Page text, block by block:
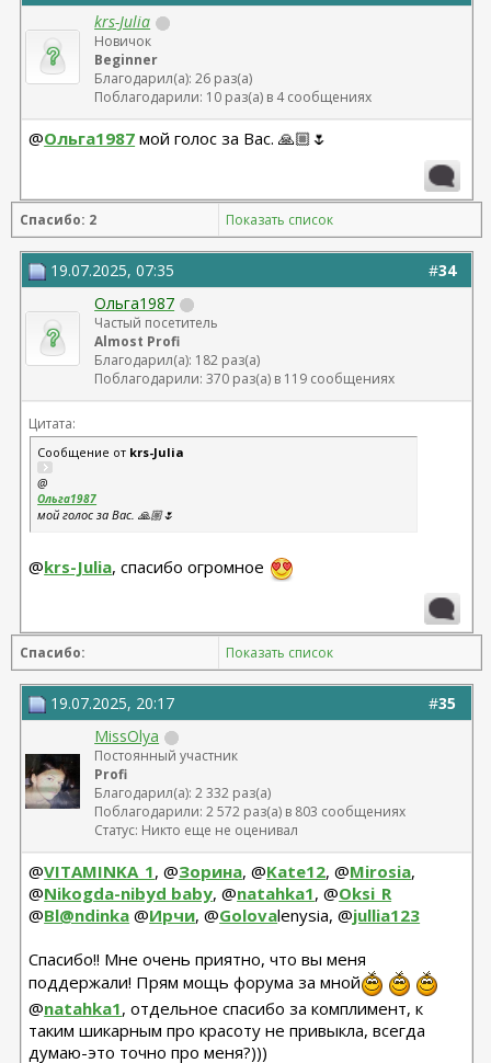
krs-Julia
Новичок
Beginner
Благодарил(а): 26 раз(а)
Поблагодарили: 10 раз(а) в 4 сообщениях
@Ольга1987 мой голос за Вас. 🙏🏼🌷
Спасибо: 2 Показать список
#34
19.07.2025, 07:35
Ольга1987
Частый посетитель
Almost Profi
Благодарил(а): 182 раз(а)
Поблагодарили: 370 раз(а) в 119 сообщениях
Цитата:
Сообщение от krs-Julia
@
Ольга1987
мой голос за Вас. 🙏🏼🌷
@krs-Julia, спасибо огромное
Спасибо: Показать список
#35
19.07.2025, 20:17
MissOlya
Постоянный участник
Profi
Благодарил(а): 2 332 раз(а)
Поблагодарили: 2 572 раз(а) в 803 сообщениях
Статус: Никто еще не оценивал
@VITAMINKA_1, @Зорина, @Kate12, @Mirosia,
@Nikogda-nibyd baby, @natahka1, @Oksi_R
@Bl@ndinka @Ирчи, @Golovalenysia, @jullia123
Спасибо!! Мне очень приятно, что вы меня
поддержали! Прям мощь форума за мной
@natahka1, отдельное спасибо за комплимент, к
таким шикарным про красоту не привыкла, всегда
думаю-это точно про меня?)))